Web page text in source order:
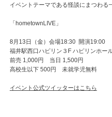
イベントテーマである怪談にまつわる
「hometownLIVE」
8月13日（金）会場18:30 開演19:00
福井駅西口ハピリン３F ハピリンホー
前売 1,000円 当日 1,500円
高校生以下 500円 未就学児無料
イベント公式ツイッターはこちら